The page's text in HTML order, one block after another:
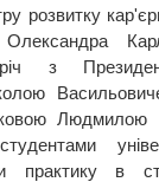
розвитку
з
Людмилою
практику в